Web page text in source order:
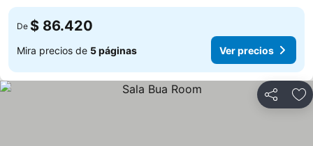
De $ 86.420
Mira precios de 5 páginas Ver precios
Compartir